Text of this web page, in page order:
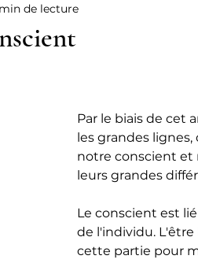
nerveux
de lecture
Par le biais de cet
les grandes
notre conscient et
leurs grandes
Le conscient est
de l'individu.
cette partie pour